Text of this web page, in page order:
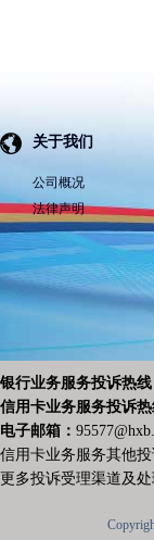
关于我们
公司概况
法律声明
银行业务服务投诉热线
信用卡业务服务投诉热
电子邮箱：
信用卡业务服务其他
更多投诉受理渠道及